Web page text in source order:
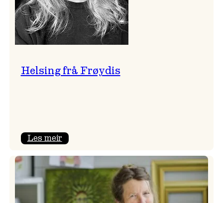
Helsing frå Frøydis
Les meir:
frå
Frøydis